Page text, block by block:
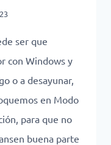
ser que
con Windows y
o a desayunar,
en Modo
para que no
buena parte